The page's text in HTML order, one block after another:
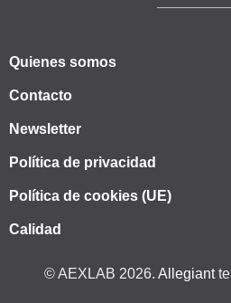
Quienes somos
Contacto
Newsletter
Política de privacidad
Política de cookies (UE)
Calidad
© AEXLAB 2026. Allegiant